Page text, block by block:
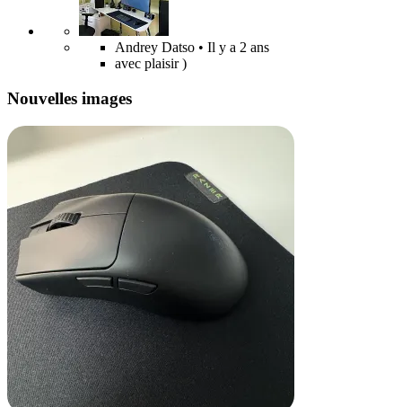
Andrey Datso • Il y a 2 ans
avec plaisir )
Nouvelles images